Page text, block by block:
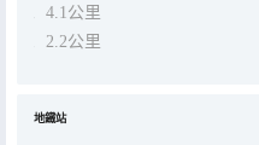
4.1公里
2.2公里
地鐵站